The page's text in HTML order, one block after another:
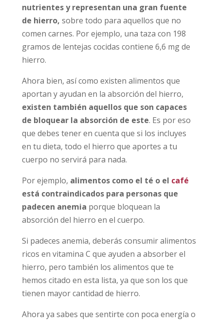
nutrientes y representan una gran fuente
de hierro, sobre todo para aquellos que no
comen carnes. Por ejemplo, una taza con 198
gramos de lentejas cocidas contiene 6,6 mg de
hierro.
Ahora bien, así como existen alimentos que
aportan y ayudan en la absorción del hierro,
existen también aquellos que son capaces
de bloquear la absorción de este. Es por eso
que debes tener en cuenta que si los incluyes
en tu dieta, todo el hierro que aportes a tu
cuerpo no servirá para nada.
Por ejemplo, alimentos como el té o el café
está contraindicados para personas que
padecen anemia porque bloquean la
absorción del hierro en el cuerpo.
Si padeces anemia, deberás consumir alimentos
ricos en vitamina C que ayuden a absorber el
hierro, pero también los alimentos que te
hemos citado en esta lista, ya que son los que
tienen mayor cantidad de hierro.
Ahora ya sabes que sentirte con poca energía o